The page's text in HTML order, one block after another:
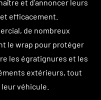
et d’annoncer leurs
efficacement.
de nombreux
le wrap pour protéger
les égratignures et les
extérieurs, tout
véhicule.